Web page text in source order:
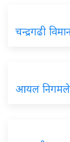
चन्द्रगढी
आयल निगमले